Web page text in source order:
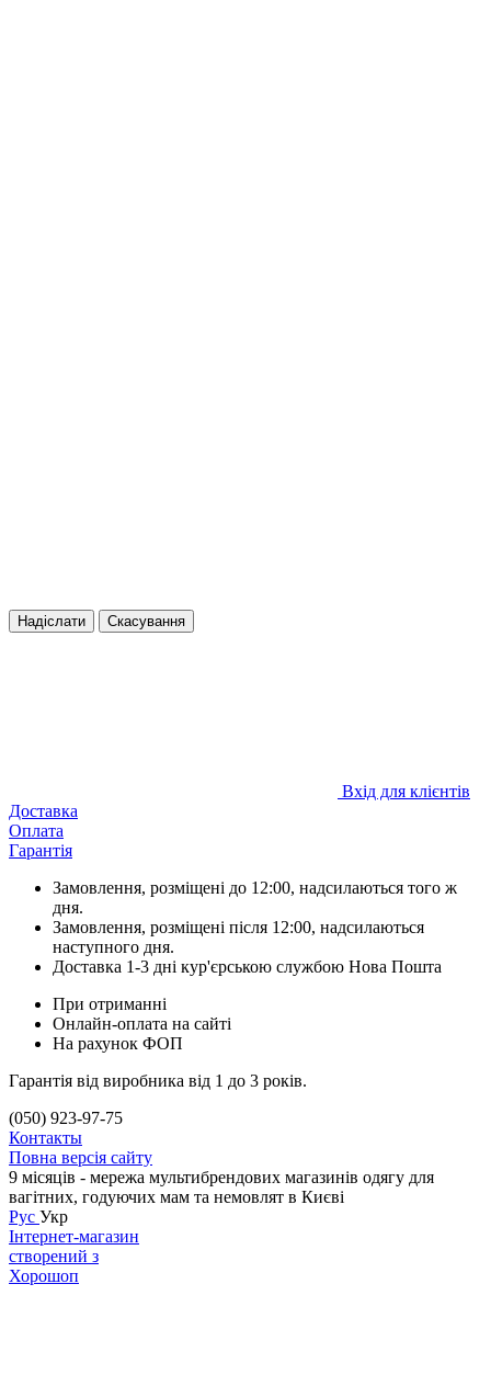
Надіслати Скасування
Вхід для клієнтів
Доставка
Оплата
Гарантія
Замовлення, розміщені до 12:00, надсилаються того ж
дня.
Замовлення, розміщені після 12:00, надсилаються
наступного дня.
Доставка 1-3 дні кур'єрською службою Нова Пошта
При отриманні
Онлайн-оплата на сайті
На рахунок ФОП
Гарантія від виробника від 1 до 3 років.
(050) 923-97-75
Контакты
Повна версія сайту
9 місяців - мережа мультибрендових магазинів одягу для
вагітних, годуючих мам та немовлят в Києві
Рус Укр
Інтернет-магазин
створений з
Хорошоп